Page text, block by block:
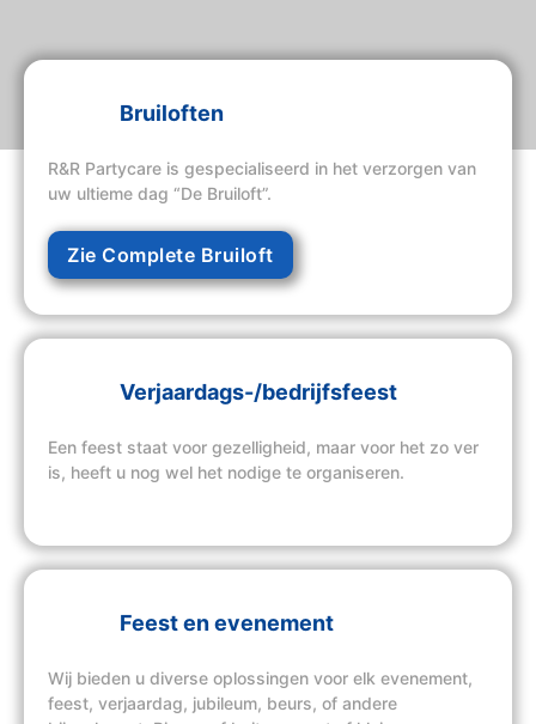
Bruiloften
R&R Partycare is gespecialiseerd in het verzorgen van
uw ultieme dag “De Bruiloft”.
Zie Complete Bruiloft
Verjaardags-/bedrijfsfeest
Een feest staat voor gezelligheid, maar voor het zo ver
is, heeft u nog wel het nodige te organiseren.
Feest en evenement
Wij bieden u diverse oplossingen voor elk evenement,
feest, verjaardag, jubileum, beurs, of andere